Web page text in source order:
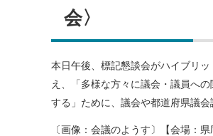
会〉
本日午後、標記懇談会がハイブリ
え、「多様な方々に議会・議員へ
する」ために、議会や都道府県議
〔画像：会議のようす〕【会場：